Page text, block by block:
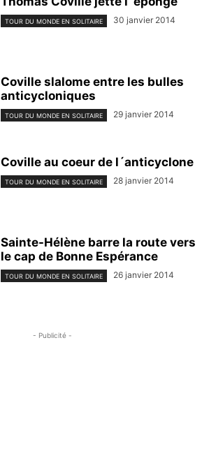
TOUR DU MONDE EN SOLITAIRE 30 janvier 2014
Coville slalome entre les bulles
anticycloniques
TOUR DU MONDE EN SOLITAIRE 29 janvier 2014
Coville au coeur de l´anticyclone
TOUR DU MONDE EN SOLITAIRE 28 janvier 2014
Sainte-Hélène barre la route vers
le cap de Bonne Espérance
TOUR DU MONDE EN SOLITAIRE 26 janvier 2014
- Publicité -